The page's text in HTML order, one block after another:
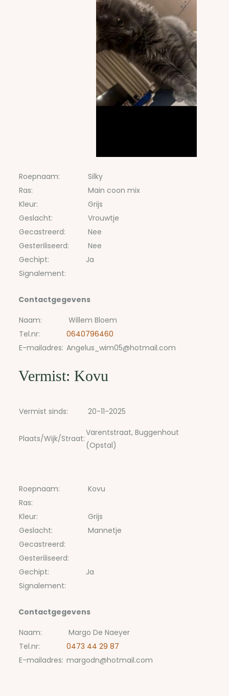
Roepnaam:
Silky
Ras:
Main coon mix
Kleur:
Grijs
Geslacht:
Vrouwtje
Gecastreerd:
Nee
Gesteriliseerd:
Nee
Gechipt:
Ja
Signalement:
Contactgegevens
Naam:
Willem Bloem
Tel.nr:
0640796460
E-mailadres: Angelus_wim05@hotmail.com
Vermist: Kovu
Vermist sinds: 20-11-2025
Plaats/Wijk/Straat:
Varentstraat, Buggenhout
(Opstal)
Roepnaam:
Kovu
Ras:
Kleur:
Grijs
Geslacht:
Mannetje
Gecastreerd:
Gesteriliseerd:
Gechipt:
Ja
Signalement:
Contactgegevens
Naam:
Margo De Naeyer
Tel.nr:
0473 44 29 87
E-mailadres: margodn@hotmail.com